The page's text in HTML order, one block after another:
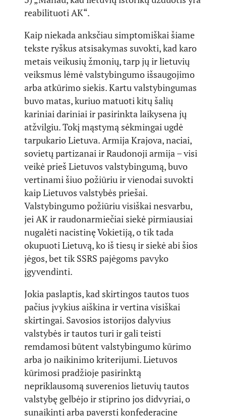
reabilituoti AK“.
Kaip niekada anksčiau simptomiškai šiame
tekste ryškus atsisakymas suvokti, kad karo
metais veikusių žmonių, tarp jų ir lietuvių
veiksmus lėmė valstybingumo išsaugojimo
arba atkūrimo siekis. Kartu valstybingumas
buvo matas, kuriuo matuoti kitų šalių
kariniai dariniai ir pasirinkta laikysena jų
atžvilgiu. Tokį mąstymą sėkmingai ugdė
tarpukario Lietuva. Armija Krajova, naciai,
sovietų partizanai ir Raudonoji armija – visi
veikė prieš Lietuvos valstybingumą, buvo
vertinami šiuo požiūriu ir vienodai suvokti
kaip Lietuvos valstybės priešai.
Valstybingumo požiūriu visiškai nesvarbu,
jei AK ir raudonarmiečiai siekė pirmiausiai
nugalėti nacistinę Vokietiją, o tik tada
okupuoti Lietuvą, ko iš tiesų ir siekė abi šios
jėgos, bet tik SSRS pajėgoms pavyko
įgyvendinti.
Jokia paslaptis, kad skirtingos tautos tuos
pačius įvykius aiškina ir vertina visiškai
skirtingai. Savosios istorijos dalyvius
valstybės ir tautos turi ir gali teisti
remdamosi būtent valstybingumo kūrimo
arba jo naikinimo kriterijumi. Lietuvos
kūrimosi pradžioje pasirinktą
nepriklausomą suverenios lietuvių tautos
valstybę gelbėjo ir stiprino jos didvyriai, o
sunaikinti arba paversti konfederacine